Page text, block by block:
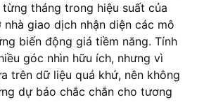
tháng trong hiệu suất của
giao dịch nhận diện các mô
biến động giá tiềm năng. Tính
góc nhìn hữu ích, nhưng vì
trên dữ liệu quá khứ, nên không
dự báo chắc chắn cho tương